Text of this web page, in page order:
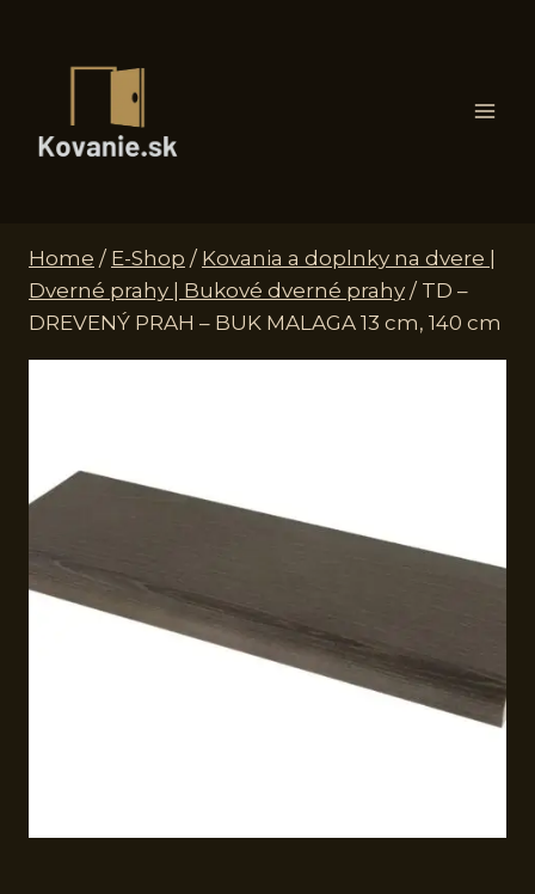
Home / E-Shop / Kovania a doplnky na dvere |
Dverné prahy | Bukové dverné prahy / TD –
DREVENÝ PRAH – BUK MALAGA 13 cm, 140 cm